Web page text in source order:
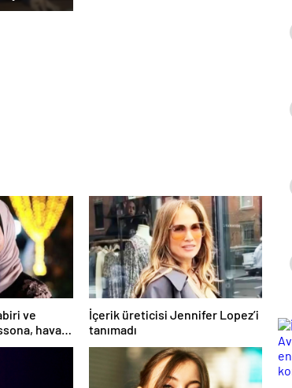
ve
hava
İçerik üreticisi Jennifer Lopez’i
tanımadı